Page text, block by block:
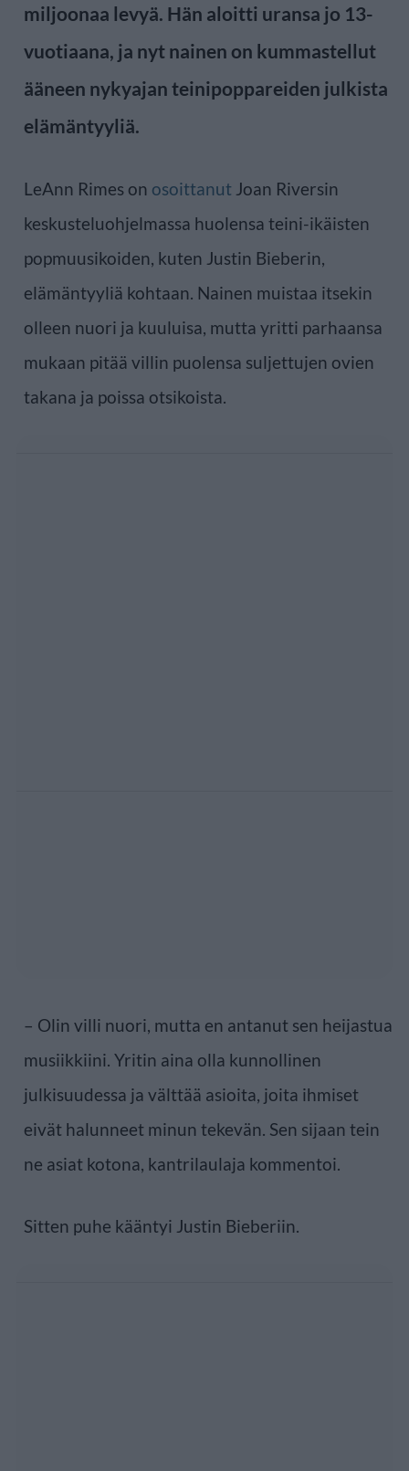
miljoonaa levyä. Hän aloitti uransa jo 13-
vuotiaana, ja nyt nainen on kummastellut
ääneen nykyajan teinipoppareiden julkista
elämäntyyliä.
LeAnn Rimes on osoittanut Joan Riversin
keskusteluohjelmassa huolensa teini-ikäisten
popmuusikoiden, kuten Justin Bieberin,
elämäntyyliä kohtaan. Nainen muistaa itsekin
olleen nuori ja kuuluisa, mutta yritti parhaansa
mukaan pitää villin puolensa suljettujen ovien
takana ja poissa otsikoista.
– Olin villi nuori, mutta en antanut sen heijastua
musiikkiini. Yritin aina olla kunnollinen
julkisuudessa ja välttää asioita, joita ihmiset
eivät halunneet minun tekevän. Sen sijaan tein
ne asiat kotona, kantrilaulaja kommentoi.
Sitten puhe kääntyi Justin Bieberiin.